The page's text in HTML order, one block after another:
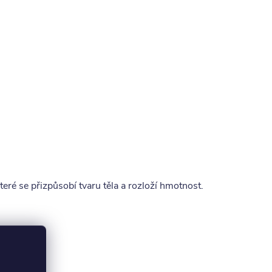
se přizpůsobí tvaru těla a rozloží hmotnost.